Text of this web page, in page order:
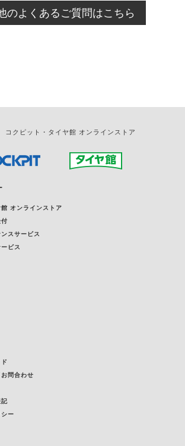
日の3営業日前を過ぎている場合のご予約
につきましては、直接ご予約の店舗まで
のよくあるご質問はこちら
コクピット・タイヤ館 オンラインストア
オンラインストア
スサービス
ビス
問合わせ
記
ー